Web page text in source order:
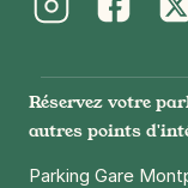
Réservez votre
autres points
Parking Gare